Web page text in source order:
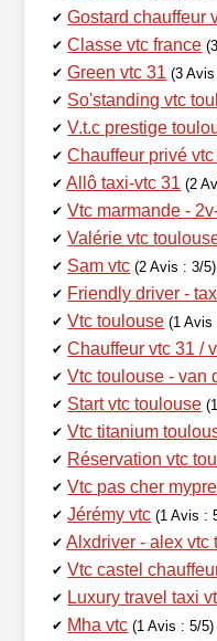
✔ Gostard chauffeur
✔ Classe vtc france
✔ Green vtc 31 (3
✔ So'standing vtc
✔ V.t.c prestige
✔ Chauffeur privé
✔ Allô taxi-vtc 31 (2
✔ Vtc marmande -
✔ Valérie vtc
✔ Sam vtc (2 Avis : 3/5)
✔ Friendly driver -
✔ Vtc toulouse (1 Avis
✔ Chauffeur vtc 31 /
✔ Vtc toulouse - van
✔ Start vtc toulouse
✔ Vtc titanium
✔ Réservation vtc
✔ Vtc pas cher
✔ Jérémy vtc (1 Avis :
✔ Alxdriver - alex vtc
✔ Vtc castel
✔ Luxury travel taxi
✔ Mha vtc (1 Avis : 5/5)